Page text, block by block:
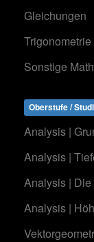
Gleichungen
Sonstige
Oberstufe /
Analysis |
Analysis |
Analysis |
Analysis |